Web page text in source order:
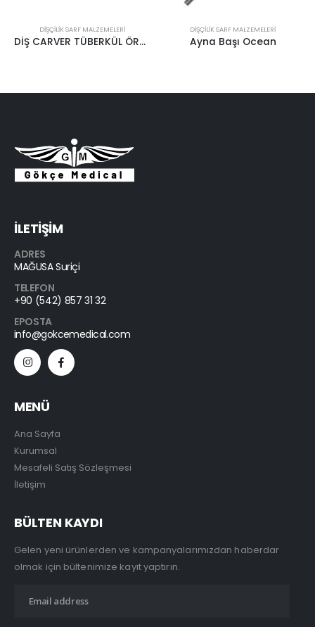
DIŞÇILIK SARF MALZEMELERI
DİŞ CARVER TÜBERKÜL ÖRTÜCÜ
DIŞÇILIK SARF MALZEMELERI
Ayna Başı Ocean
İLETİŞİM
ADRES
MAĞUSA Suriçi
TELEFON
+90 (542) 857 31 32
EPOSTA
info@gokcemedical.com
MENÜ
Ana Sayfa
Kurumsal
Mesafeli Satış Sözleşmesi
İletişim
BÜLTEN KAYDI
Gelen yeni ürünlerden ve kampanyalarımızdan haberdar
olmak için bültenimize kayıt yaptırın.